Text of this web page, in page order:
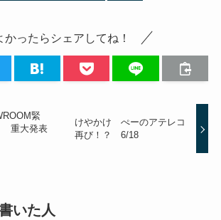
かったらシェアしてね！
緊
重大発表
けやかけ ぺーのアテレコ
再び！？ 6/18
いた人